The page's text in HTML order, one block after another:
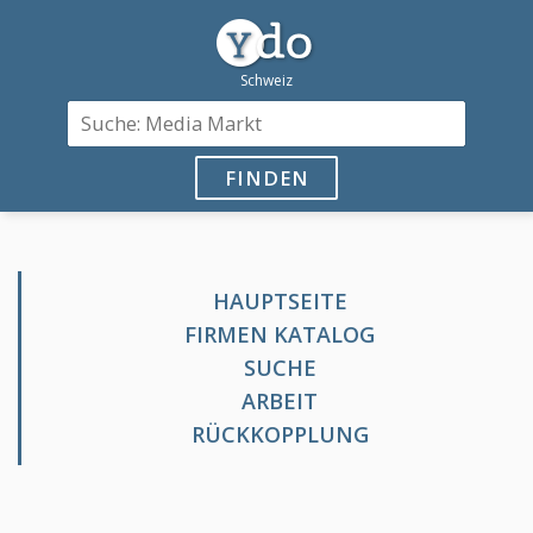
FINDEN
HAUPTSEITE
FIRMEN KATALOG
SUCHE
ARBEIT
RÜCKKOPPLUNG